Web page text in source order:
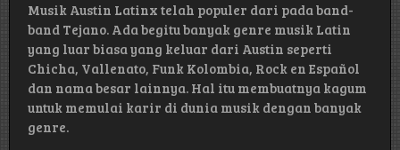
Musik Austin Latinx telah populer dari pada band-
band Tejano. Ada begitu banyak genre musik Latin
yang luar biasa yang keluar dari Austin seperti
Chicha, Vallenato, Funk Kolombia, Rock en Español
dan nama besar lainnya. Hal itu membuatnya kagum
untuk memulai karir di dunia musik dengan banyak
genre.